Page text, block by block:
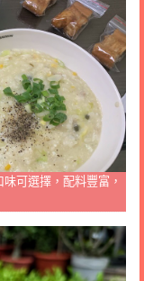
可選擇，配料豐富，